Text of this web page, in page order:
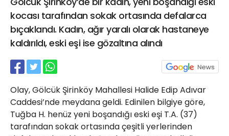
kocası tarafından sokak ortasında defalarca
bıçaklandı. Kadın, ağır yaralı olarak hastaneye
kaldırıldı, eski eşi ise gözaltına alındı
Olay, Gölcük Şirinköy Mahallesi Halide Edip Adıvar
Caddesi’nde meydana geldi. Edinilen bilgiye göre,
Tuğba H. henüz yeni boşandığı eski eşi T.A. (37)
tarafından sokak ortasında çeşitli yerlerinden
21 Gölcük
02624132333
haber@golcukpostasi.com